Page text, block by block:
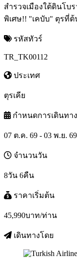
สำรวจเมืองใต้ดินโบ
พิเศษ!! "เคบับ" ตุรที่
รหัสทัวร์
TR_TK00112
ประเทศ
ตุรเคีย
กำหนดการเดินทาง
07 ต.ค. 69 - 03 พ.ย. 69
จำนวนวัน
8วัน 6คืน
ราคาเริ่มต้น
45,990บาท/ท่าน
เดินทางโดย